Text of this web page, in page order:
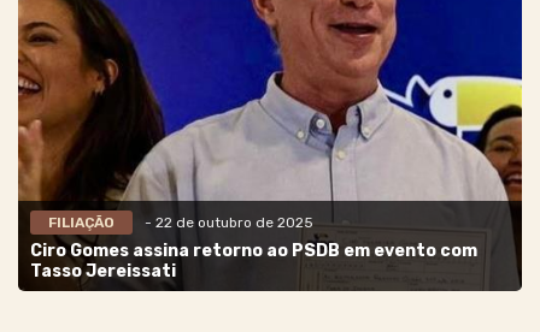
FILIAÇÃO - 22 de outubro de 2025
Ciro Gomes assina retorno ao PSDB em evento com
Tasso Jereissati